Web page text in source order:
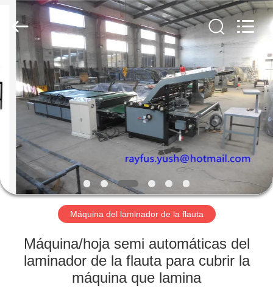
HOGAR
PRODUCTOS
SOBRE
NOSOTROS
VIAJE
FÁBRICA
Copyright
-
cartonboxmanufacturingmachine.com.
Máquina del laminador de la flauta
Máquina/hoja semi automáticas del
laminador de la flauta para cubrir la
máquina que lamina